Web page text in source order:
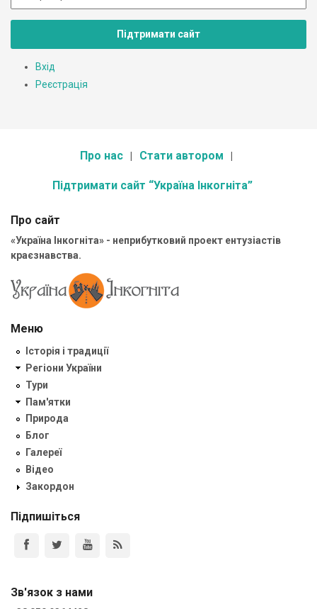
Підтримати сайт
Вхід
Реєстрація
Про нас Стати автором
Підтримати сайт “Україна Інкогніта”
Про сайт
«Україна Інкогніта» - неприбутковий проект ентузіастів
краєзнавства.
Меню
Історія і традиції
Регіони України
Тури
Пам'ятки
Природа
Блог
Галереї
Відео
Закордон
Підпишіться
Зв'язок з нами